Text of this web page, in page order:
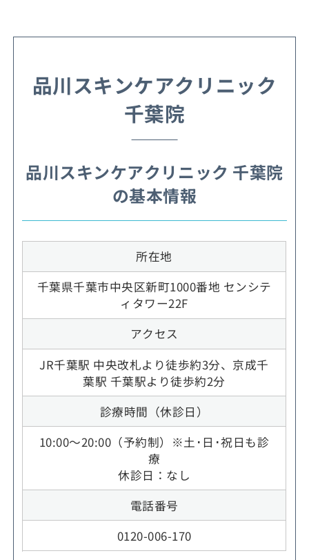
品川スキンケアクリニック
千葉院
品川スキンケアクリニック 千葉院
の基本情報
所在地
千葉県千葉市中央区新町1000番地 センシテ
ィタワー22F
アクセス
JR千葉駅 中央改札より徒歩約3分、京成千
葉駅 千葉駅より徒歩約2分
診療時間（休診日）
10:00～20:00（予約制）※土･日･祝日も診
療
休診日：なし
電話番号
0120-006-170